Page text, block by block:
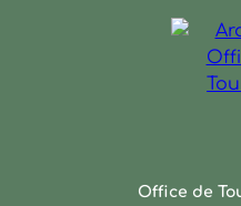
Office de